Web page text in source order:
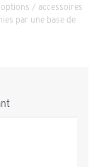
/ accessoires
par une base de